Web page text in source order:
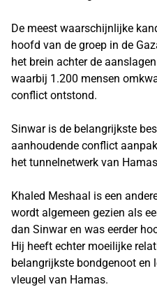
De meest waarschijnlijke
hoofd van de groep in de
het brein achter de
waarbij 1.200 mensen
conflict ontstond.
Sinwar is de belangrijkste
aanhoudende conflict
het tunnelnetwerk van
Khaled Meshaal is een
wordt algemeen gezien als
dan Sinwar en was eerder
Hij heeft echter moeilijke
belangrijkste bondgenoot en
vleugel van Hamas.